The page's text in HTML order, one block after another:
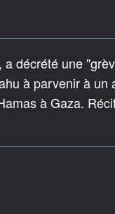
décrété une
à parvenir à un
à Gaza.